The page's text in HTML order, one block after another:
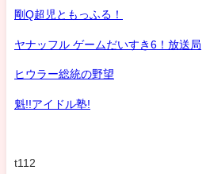
剛Q超児ともっふる！
ヤナッフル ゲームだいすき6！放送局
ヒウラー総統の野望
魁!!アイドル塾!
t112